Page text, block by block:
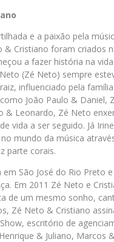
e a paixão pela
& Cristiano foram criados
a fazer história na
(Zé Neto) sempre
influenciado pela
João Paulo & Daniel,
& Leonardo, Zé Neto
vida a ser seguido. Já
mundo da música
parte corais.
em São José do Rio Preto
Em 2011 Zé Neto e
de um mesmo sonho,
Zé Neto & Cristiano
escritório de
& Juliano, Marcos